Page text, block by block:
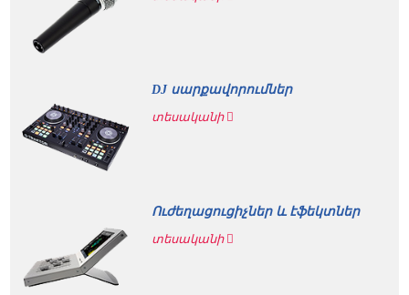
DJ սարքավորումներ
տեսականի
Ուժեղացուցիչներ և էֆեկտներ
տեսականի